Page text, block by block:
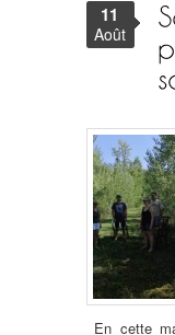
11
Août
En cette